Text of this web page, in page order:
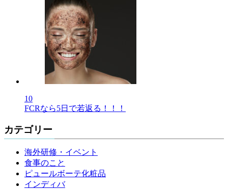
10
FCRなら5日で若返る！！！
カテゴリー
海外研修・イベント
食事のこと
ピュールボーテ化粧品
インディバ